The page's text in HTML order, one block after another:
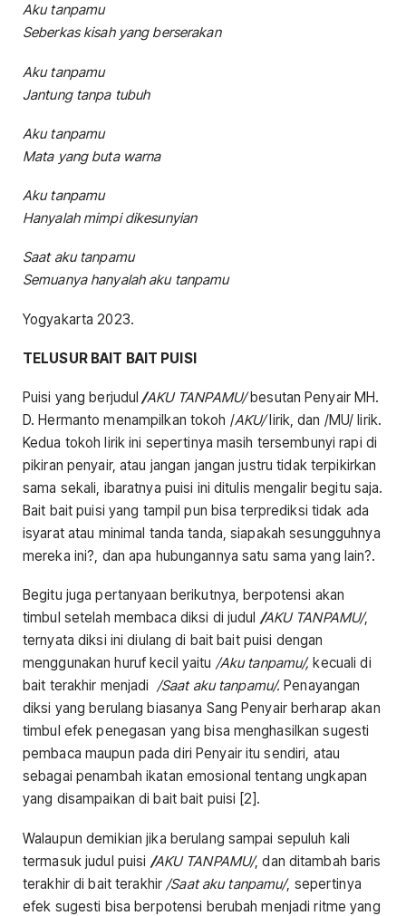
Aku tanpamu
Seberkas kisah yang berserakan
Aku tanpamu
Jantung tanpa tubuh
Aku tanpamu
Mata yang buta warna
Aku tanpamu
Hanyalah mimpi dikesunyian
Saat aku tanpamu
Semuanya hanyalah aku tanpamu
Yogyakarta 2023.
TELUSUR BAIT BAIT PUISI
Puisi yang berjudul /AKU TANPAMU/besutan Penyair MH.
D. Hermanto menampilkan tokoh /AKU/lirik, dan /MU/ lirik.
Kedua tokoh lirik ini sepertinya masih tersembunyi rapi di
pikiran penyair, atau jangan jangan justru tidak terpikirkan
sama sekali, ibaratnya puisi ini ditulis mengalir begitu saja.
Bait bait puisi yang tampil pun bisa terprediksi tidak ada
isyarat atau minimal tanda tanda, siapakah sesungguhnya
mereka ini?, dan apa hubungannya satu sama yang lain?.
Begitu juga pertanyaan berikutnya, berpotensi akan
timbul setelah membaca diksi di judul /AKU TANPAMU/,
ternyata diksi ini diulang di bait bait puisi dengan
menggunakan huruf kecil yaitu /Aku tanpamu/, kecuali di
bait terakhir menjadi /Saat aku tanpamu/. Penayangan
diksi yang berulang biasanya Sang Penyair berharap akan
timbul efek penegasan yang bisa menghasilkan sugesti
pembaca maupun pada diri Penyair itu sendiri, atau
sebagai penambah ikatan emosional tentang ungkapan
yang disampaikan di bait bait puisi [2].
Walaupun demikian jika berulang sampai sepuluh kali
termasuk judul puisi /AKU TANPAMU/, dan ditambah baris
terakhir di bait terakhir /Saat aku tanpamu/, sepertinya
efek sugesti bisa berpotensi berubah menjadi ritme yang